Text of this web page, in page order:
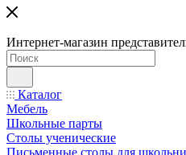
Интернет-магазин
Каталог
Мебель
Школьные парты
Столы ученические
Письменные столы для